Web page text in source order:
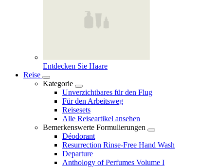
Entdecken Sie Haare
Reise
Kategorie
Unverzichtbares für den Flug
Für den Arbeitsweg
Reisesets
Alle Reiseartikel ansehen
Bemerkenswerte Formulierungen
Déodorant
Resurrection Rinse‑Free Hand Wash
Departure
Anthology of Perfumes Volume I